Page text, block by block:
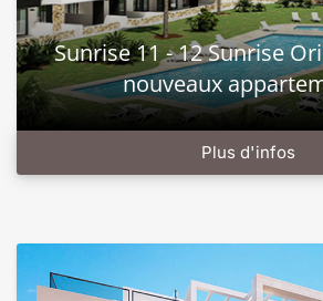
Sunrise 11 - 12 Sunrise
nouveaux
Plus d'infos